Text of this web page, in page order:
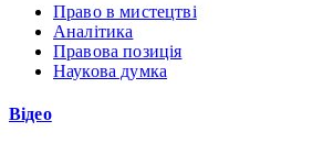
Право в мистецтві
Аналітика
Правова позиція
Наукова думка
Відео